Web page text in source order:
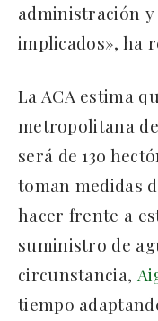
administración
implicados», ha
La ACA estima
metropolitana
será de 130
toman medidas
hacer frente a
suministro de
circunstancia,
tiempo